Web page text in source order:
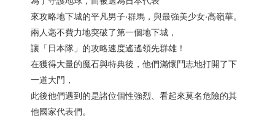
來攻略地下城的平凡男子‧群馬，與最強美少女‧高嶺華。
兩人毫不費力地突破了第一個地下城，
讓「日本隊」的攻略速度遙遙領先群雄！
在獲得大量的魔石與特典後，他們滿懷鬥志地打開了下
一道大門，
此後他們遇到的是諸位個性強烈、看起來莫名危險的其
他國家代表們。